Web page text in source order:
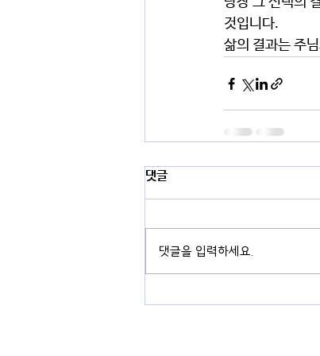
것입니다.
삶의 결과는 주
댓글
댓글을 입력하세요.